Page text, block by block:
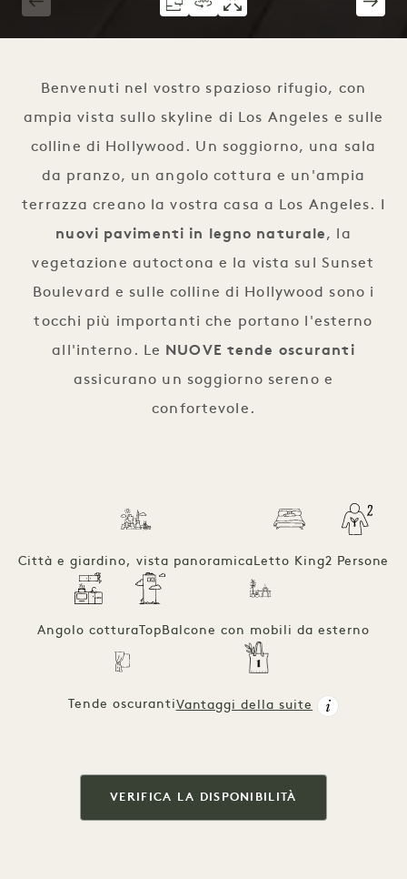
Benvenuti nel vostro spazioso rifugio, con
ampia vista sullo skyline di Los Angeles e sulle
colline di Hollywood. Un soggiorno, una sala
da pranzo, un angolo cottura e un'ampia
terrazza creano la vostra casa a Los Angeles. I
nuovi pavimenti in legno naturale, la
vegetazione autoctona e la vista sul Sunset
Boulevard e sulle colline di Hollywood sono i
tocchi più importanti che portano l'esterno
all'interno. Le
NUOVE tende oscuranti
assicurano un soggiorno sereno e
confortevole.
Città e giardino, vista panoramicaLetto King2 Persone
Angolo cottura TopBalcone con mobili da esterno
Tende oscurantiVantaggi della suite
VERIFICA LA DISPONIBILITÀ